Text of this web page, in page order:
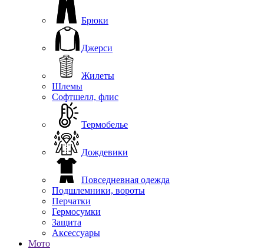
Брюки
Джерси
Жилеты
Шлемы
Софтшелл, флис
Термобелье
Дождевики
Повседневная одежда
Подшлемники, вороты
Перчатки
Гермосумки
Защита
Аксессуары
Мото